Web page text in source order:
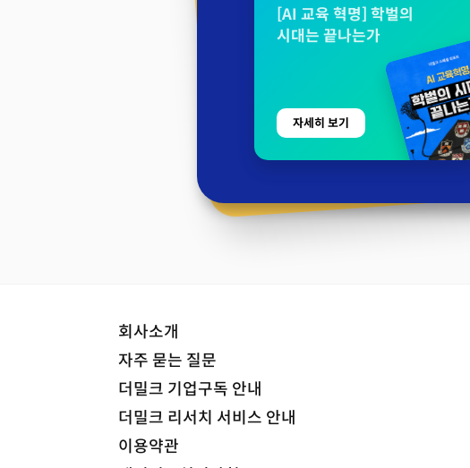
[AI 교육 혁명] 학벌의
시대는 끝나는가
자세히 보기
회사소개
자주 묻는 질문
더밀크 기업구독 안내
더밀크 리서치 서비스 안내
이용약관